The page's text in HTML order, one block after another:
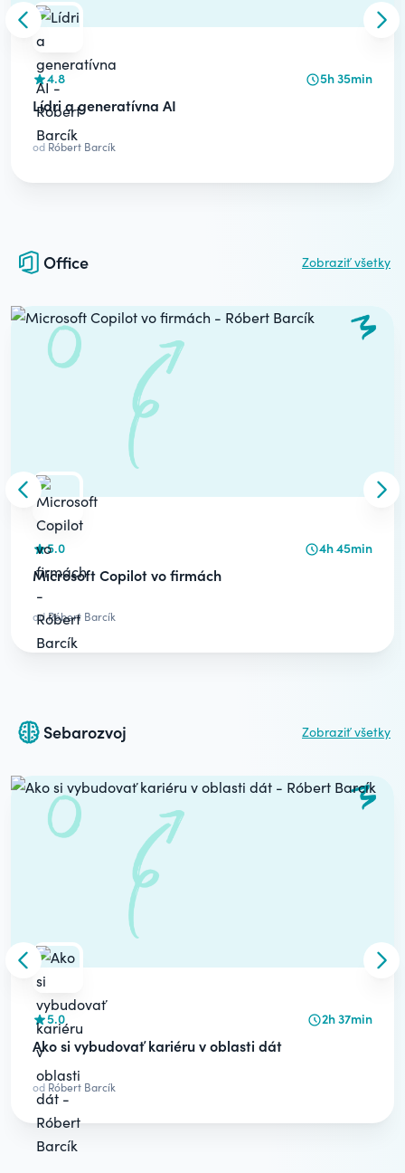
Skip to previous slide
4.8 5h 35min
Lídri a generatívna AI
od Róbert Barcík
Office Zobraziť všetky
Carousel
Skip to previous slide
5.0 4h 45min
Microsoft Copilot vo firmách
odRóbert Barcík
Sebarozvoj Zobraziť všetky
Carousel
Skip to previous slide
5.0 2h 37min
Ako si vybudovať kariéru v oblasti dát
od Róbert Barcík